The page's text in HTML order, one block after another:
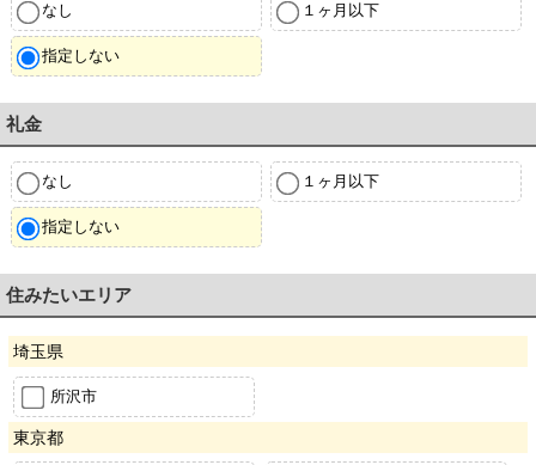
なし １ヶ月以下
指定しない
礼金
なし １ヶ月以下
指定しない
住みたいエリア
埼玉県
所沢市
東京都